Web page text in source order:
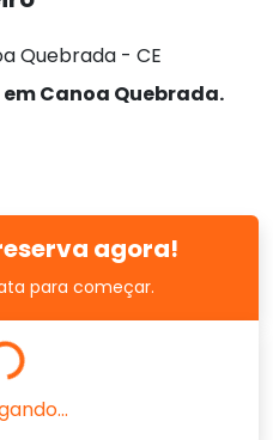
Quebrada - CE
Canoa Quebrada.
agora!
para começar.